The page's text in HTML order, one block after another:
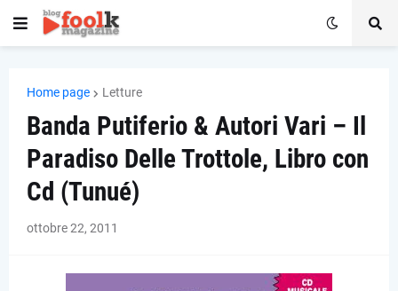
Home page Letture
Banda Putiferio & Autori Vari – Il
Paradiso Delle Trottole, Libro con
Cd (Tunué)
ottobre 22, 2011